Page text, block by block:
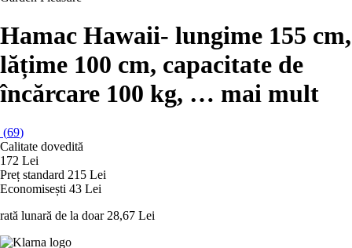
Hamac Hawaii- lungime 155 cm,
lățime 100 cm, capacitate de
încărcare 100 kg, … mai mult
(69)
Calitate dovedită
172 Lei
Preț standard 215 Lei
Economisești 43 Lei
rată lunară de la doar 28,67 Lei